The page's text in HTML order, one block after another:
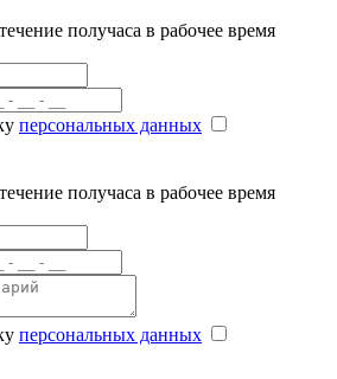
получаса в рабочее время
персональных данных
получаса в рабочее время
персональных данных